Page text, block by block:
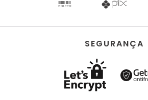
SEGURANÇA